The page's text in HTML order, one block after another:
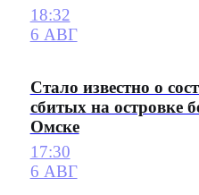
18:32
6 АВГ
Стало известно о
сбитых на островке
Омске
17:30
6 АВГ